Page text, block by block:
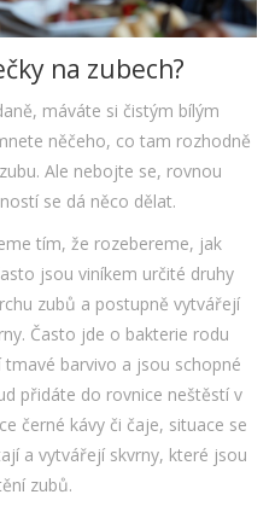
na zubech?
máváte si čistým bílým
něčeho, co tam rozhodně
Ale nebojte se, rovnou
se dá něco dělat.
tím, že rozebereme, jak
jsou viníkem určité druhy
zubů a postupně vytvářejí
Často jde o bakterie rodu
barvivo a jsou schopné
přidáte do rovnice neštěstí v
černé kávy či čaje, situace se
a vytvářejí skvrny, které jsou
zubů.